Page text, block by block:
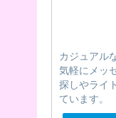
カジュアル
気軽にメッ
探しやライ
ています。